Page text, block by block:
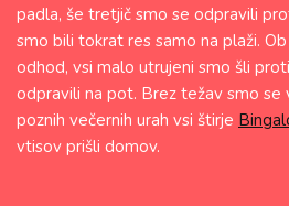
padla, še tretjič smo se odpravili
smo bili tokrat res samo na plaži.
odhod, vsi malo utrujeni smo šli
odpravili na pot. Brez težav smo se
poznih večernih urah vsi štirje
vtisov prišli domov.